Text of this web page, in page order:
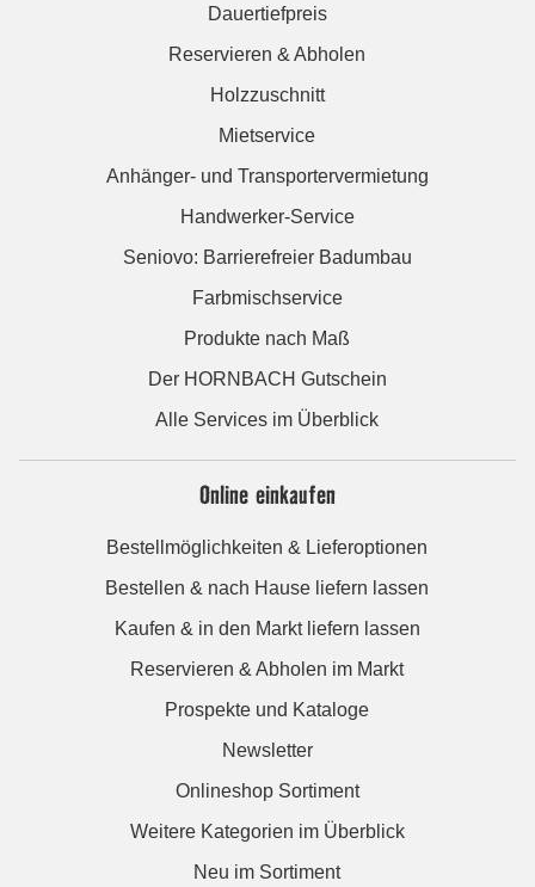
Dauertiefpreis
Reservieren & Abholen
Holzzuschnitt
Mietservice
Anhänger- und Transportervermietung
Handwerker-Service
Seniovo: Barrierefreier Badumbau
Farbmischservice
Produkte nach Maß
Der HORNBACH Gutschein
Alle Services im Überblick
Online einkaufen
Bestellmöglichkeiten & Lieferoptionen
Bestellen & nach Hause liefern lassen
Kaufen & in den Markt liefern lassen
Reservieren & Abholen im Markt
Prospekte und Kataloge
Newsletter
Onlineshop Sortiment
Weitere Kategorien im Überblick
Neu im Sortiment